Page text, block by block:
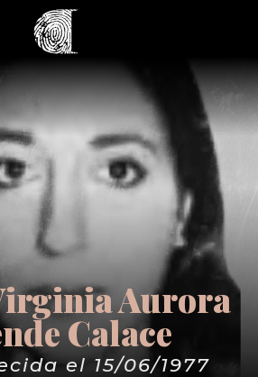
Aurora
Calace
el 15/06/1977